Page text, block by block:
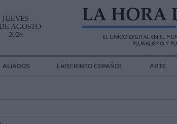
JUEVES
AGOSTO
2026
ALIADOS LABERINTO ESPAÑOL ARTE
DATOS